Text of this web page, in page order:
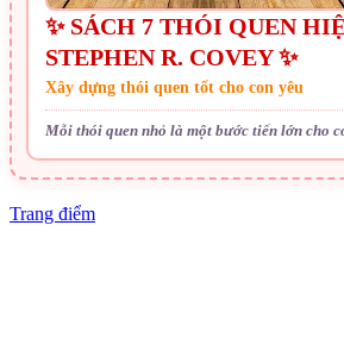
✨ SÁCH 7 THÓI QUEN
STEPHEN R. COVEY ✨
Xây dựng thói quen tốt cho con yêu
Mỗi thói quen nhỏ là một bước tiến lớn cho
Trang điểm